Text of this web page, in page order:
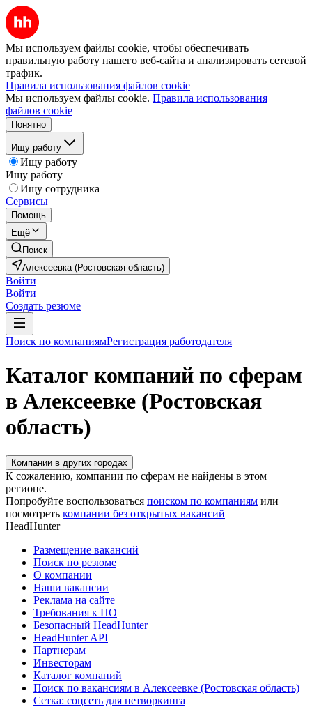
Мы используем файлы cookie, чтобы обеспечивать
правильную работу нашего веб-сайта и анализировать сетевой
трафик.
Правила использования файлов cookie
Мы используем файлы cookie. Правила использования
файлов cookie
Понятно
Ищу работу
Ищу работу
Ищу работу
Ищу сотрудника
Сервисы
Помощь
Ещё
Поиск
Алексеевка (Ростовская область)
Войти
Войти
Создать резюме
Поиск по компаниямРегистрация работодателя
Каталог компаний по сферам
в Алексеевке (Ростовская
область)
Компании в других городах
К сожалению, компании по сферам не найдены в этом
регионе.
Попробуйте воспользоваться поиском по компаниям или
посмотреть компании без открытых вакансий
HeadHunter
Размещение вакансий
Поиск по резюме
О компании
Наши вакансии
Реклама на сайте
Требования к ПО
Безопасный HeadHunter
HeadHunter API
Партнерам
Инвесторам
Каталог компаний
Поиск по вакансиям в Алексеевке (Ростовская область)
Сетка: соцсеть для нетворкинга